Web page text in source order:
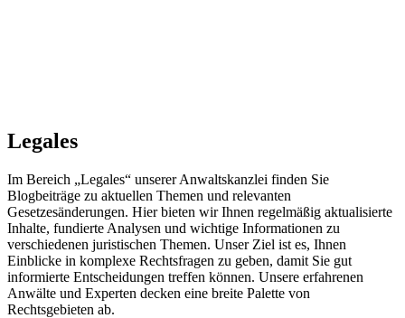
Legales
Im Bereich „Legales“ unserer Anwaltskanzlei finden Sie
Blogbeiträge zu aktuellen Themen und relevanten
Gesetzesänderungen. Hier bieten wir Ihnen regelmäßig aktualisierte
Inhalte, fundierte Analysen und wichtige Informationen zu
verschiedenen juristischen Themen. Unser Ziel ist es, Ihnen
Einblicke in komplexe Rechtsfragen zu geben, damit Sie gut
informierte Entscheidungen treffen können. Unsere erfahrenen
Anwälte und Experten decken eine breite Palette von
Rechtsgebieten ab.